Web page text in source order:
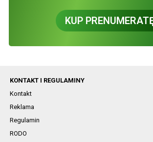
KUP
KONTAKT I REGULAMINY
Kontakt
Reklama
Regulamin
RODO